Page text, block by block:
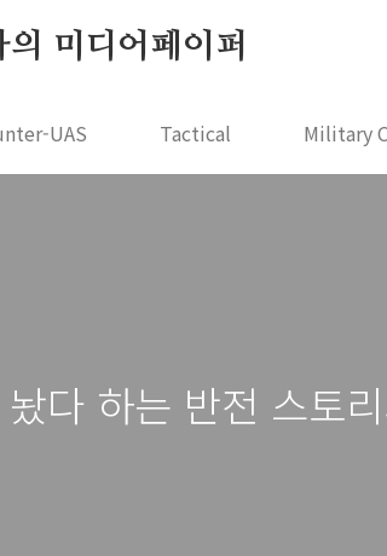
미디어페이퍼
UAS Tactical Military
다 하는 반전 스토